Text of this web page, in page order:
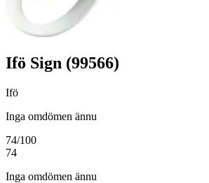
Ifö Sign (99566)
Ifö
Inga omdömen ännu
74/100
74
Inga omdömen ännu